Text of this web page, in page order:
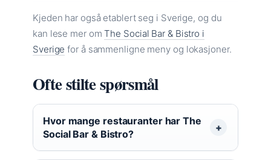
Kjeden har også etablert seg i Sverige, og du
kan lese mer omThe Social Bar & Bistro i
Sverige for å sammenligne meny og lokasjoner.
Ofte stilte spørsmål
Hvor mange restauranter har The
Social Bar & Bistro?